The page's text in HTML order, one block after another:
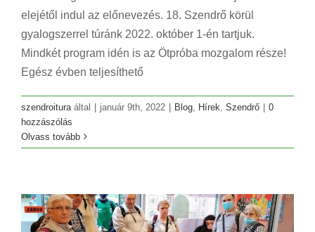
elejétől indul az előnevezés. 18. Szendrő körül
gyalogszerrel túránk 2022. október 1-én tartjuk.
Mindkét program idén is az Ötpróba mozgalom része!
Egész évben teljesíthető
szendroitura által | január 9th, 2022 | Blog Hírek Szendrő | 0
hozzászólás
Olvass továbbXVI. Szendrő Körül Gyalogszerrel 2020